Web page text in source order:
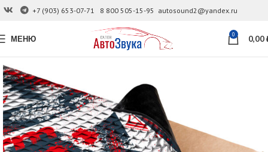
+7 (903) 653-07-71 8 800 505-15-95 autosound2@yandex.ru
МЕНЮ 0 0,00